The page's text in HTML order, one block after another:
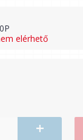
elérhető
+